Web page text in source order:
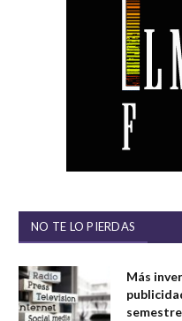
NO TE LO PIERDAS
Más